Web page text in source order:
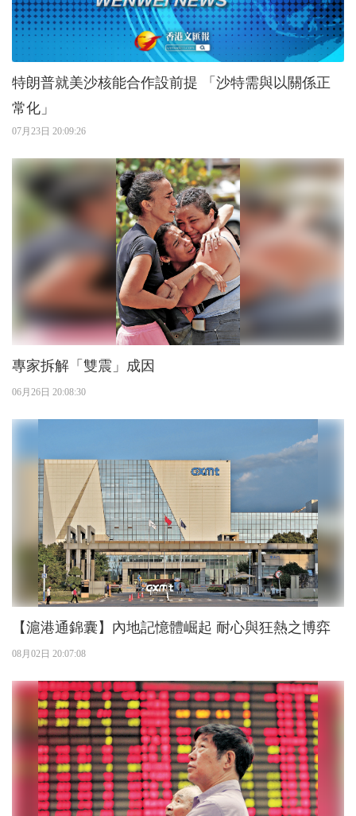
特朗普就美沙核能合作設前提 「沙特需與以關係正
常化」
07月23日 20:09:26
專家拆解「雙震」成因
06月26日 20:08:30
【滬港通錦囊】內地記憶體崛起 耐心與狂熱之博弈
08月02日 20:07:08